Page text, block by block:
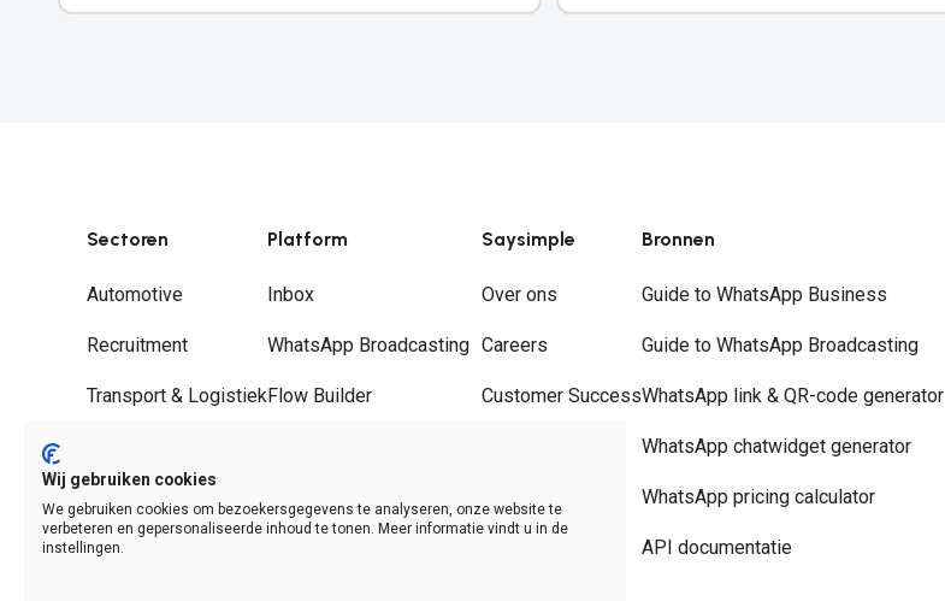
Sectoren
Automotive
Recruitment
Transport & Logistiek
Hospitality
Platform
Inbox
WhatsApp Broadcasting
Flow Builder
WhatsApp Call Deflection
Saysimple
Over ons
Careers
Customer Success
Contact
Bronnen
Guide to WhatsApp Business
Guide to WhatsApp Broadcasting
WhatsApp link & QR-code generator
WhatsApp chatwidget generator
WhatsApp pricing calculator
API documentatie
Wij gebruiken cookies
We gebruiken cookies om bezoekersgegevens te analyseren, onze website te
verbeteren en gepersonaliseerde inhoud te tonen. Meer informatie vindt u in de
instellingen.